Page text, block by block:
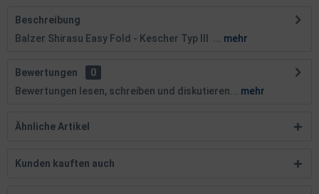
Beschreibung
Balzer Shirasu Easy Fold - Kescher Typ III ...
mehr
Bewertungen
0
Bewertungen lesen, schreiben und diskutieren...
mehr
Ähnliche Artikel
Kunden kauften auch